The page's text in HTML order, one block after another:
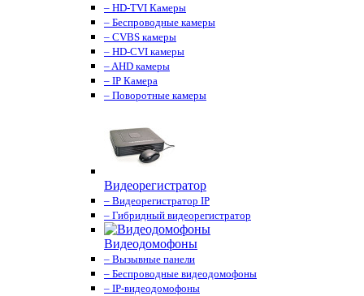
– HD-TVI Камеры
– Беспроводные камеры
– CVBS камеры
– HD-CVI камеры
– AHD камеры
– IP Камера
– Поворотные камеры
Видеорегистратор
– Видеорегистратор IP
– Гибридный видеорегистратор
Видеодомофоны
– Вызывные панели
– Беспроводные видеодомофоны
– IP-видеодомофоны